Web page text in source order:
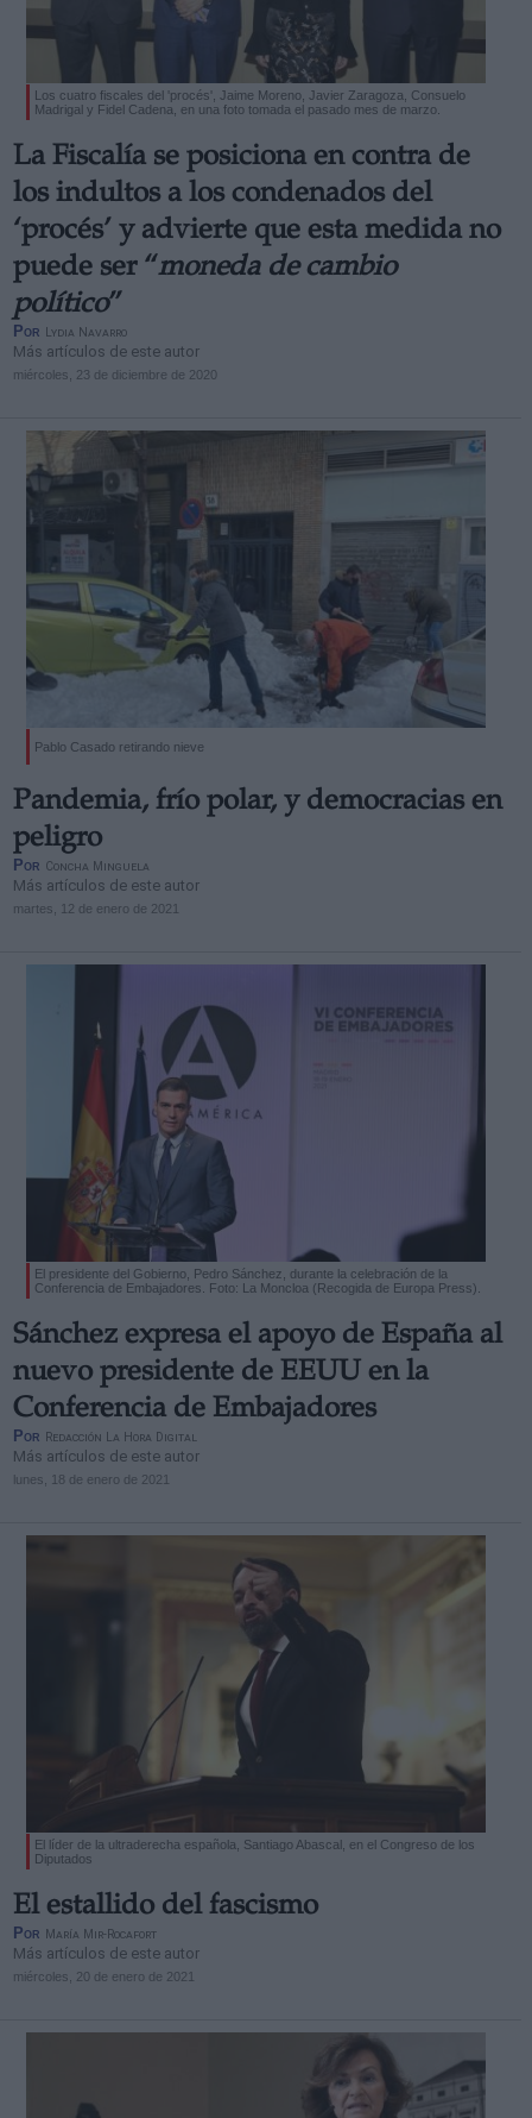
Los cuatro fiscales del 'procés', Jaime Moreno, Javier Zaragoza, Consuelo
Madrigal y Fidel Cadena, en una foto tomada el pasado mes de marzo.
La Fiscalía se posiciona en contra de
los indultos a los condenados del
‘procés’ y advierte que esta medida no
puede ser “moneda de cambio
político”
Por Lydia Navarro
Más artículos de este autor
miércoles, 23 de diciembre de 2020
Pablo Casado retirando nieve
Pandemia, frío polar, y democracias en
peligro
Por Concha Minguela
Más artículos de este autor
martes, 12 de enero de 2021
El presidente del Gobierno, Pedro Sánchez, durante la celebración de la
Conferencia de Embajadores. Foto: La Moncloa (Recogida de Europa Press).
Sánchez expresa el apoyo de España al
nuevo presidente de EEUU en la
Conferencia de Embajadores
Por Redacción La Hora Digital
Más artículos de este autor
lunes, 18 de enero de 2021
El líder de la ultraderecha española, Santiago Abascal, en el Congreso de los
Diputados
El estallido del fascismo
Por María Mir-Rocafort
Más artículos de este autor
miércoles, 20 de enero de 2021